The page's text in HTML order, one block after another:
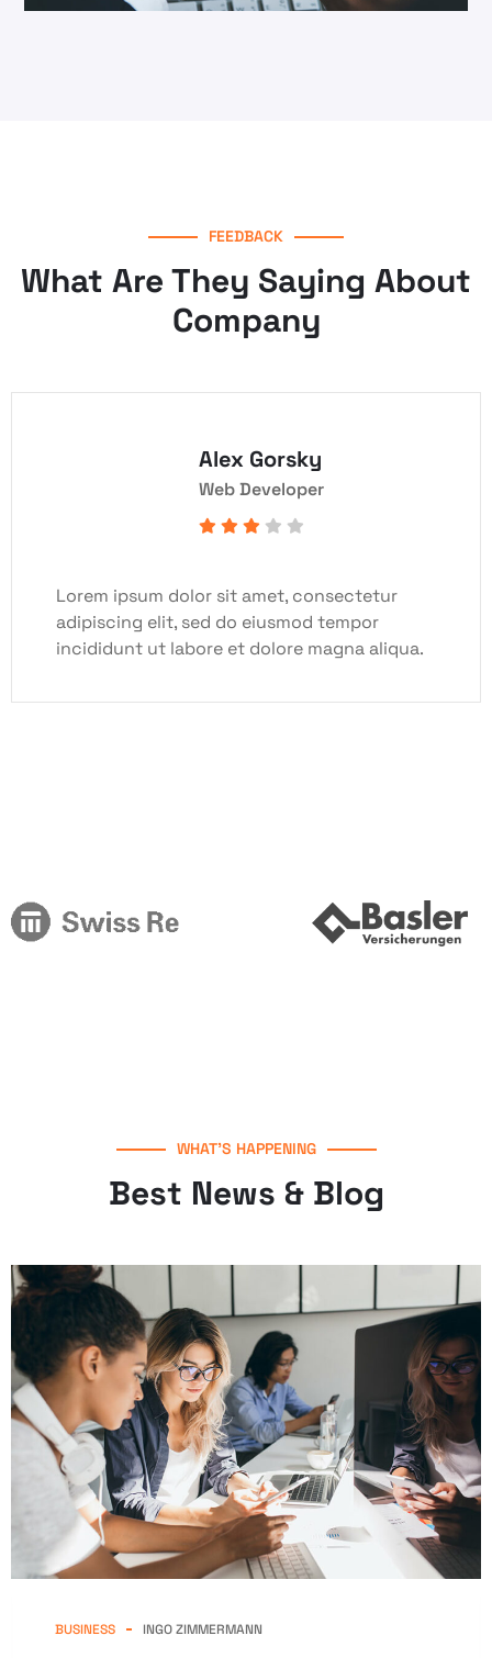
Platform Integar
FEEDBACK
What Are They Saying About
Company
Alex Gorsky
Web Developer
Lorem ipsum dolor sit amet, consectetur
adipiscing elit, sed do eiusmod tempor
incididunt ut labore et dolore magna aliqua.
WHAT’S HAPPENING
Best News & Blog
BUSINESS INGO ZIMMERMANN